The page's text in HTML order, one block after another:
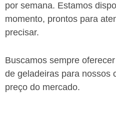
por semana. Estamos
momento, prontos para
precisar.
Buscamos sempre
de geladeiras para nossos
preço do mercado.